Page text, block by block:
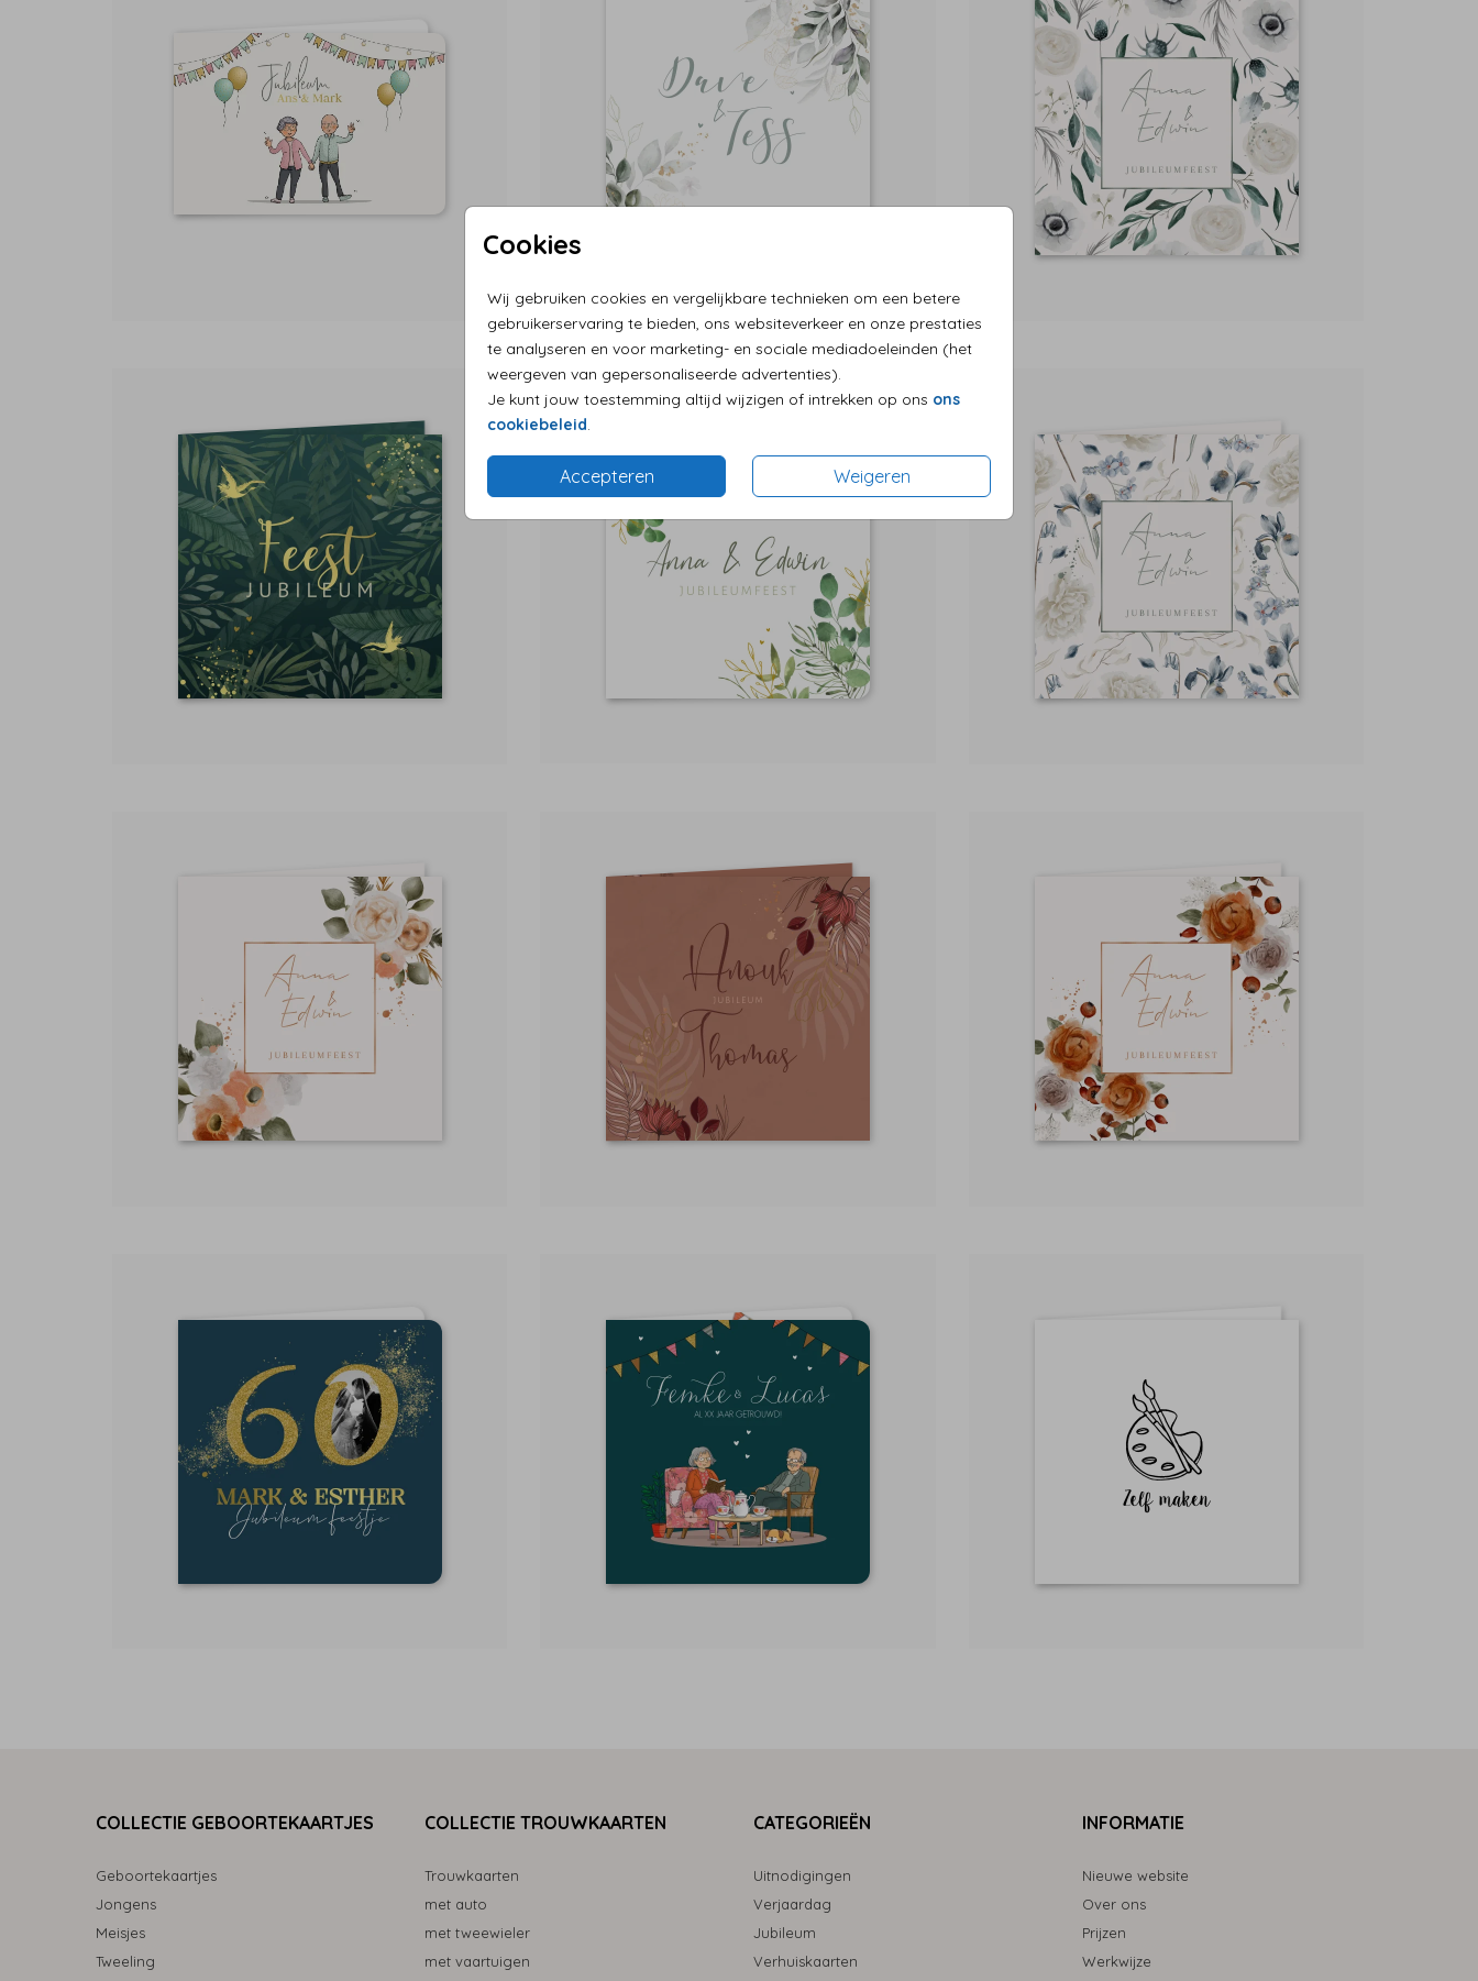
Cookies
Wij gebruiken cookies en vergelijkbare technieken om een betere
gebruikerservaring te bieden, ons websiteverkeer en onze prestaties
te analyseren en voor marketing- en sociale mediadoeleinden (het
weergeven van gepersonaliseerde advertenties).
Je kunt jouw toestemming altijd wijzigen of intrekken op ons ons
cookiebeleid.
Accepteren Weigeren
COLLECTIE GEBOORTEKAARTJES
Geboortekaartjes
Jongens
Meisjes
Tweeling
COLLECTIE TROUWKAARTEN
Trouwkaarten
met auto
met tweewieler
met vaartuigen
CATEGORIEËN
Uitnodigingen
Verjaardag
Jubileum
Verhuiskaarten
INFORMATIE
Nieuwe website
Over ons
Prijzen
Werkwijze